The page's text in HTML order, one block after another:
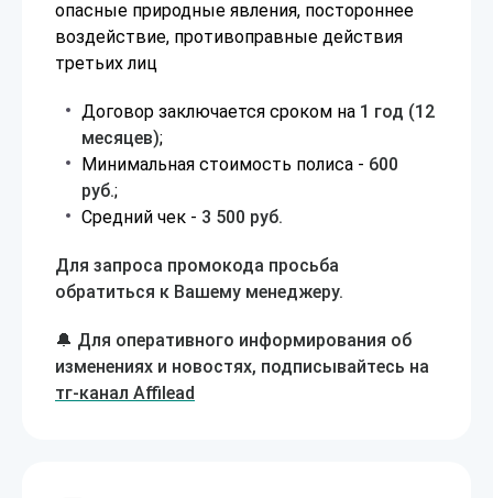
опасные природные явления, постороннее
воздействие, противоправные действия
третьих лиц
Договор заключается сроком на 1 год (12
месяцев);
Минимальная стоимость полиса - 600
руб.;
Средний чек - 3 500 руб.
Для запроса промокода просьба
обратиться к Вашему менеджеру.
🔔 Для оперативного информирования об
изменениях и новостях, подписывайтесь на
тг-канал Affilead